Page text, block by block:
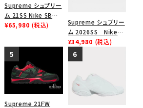
Supreme シュプリー
ム 21SS Nike SB
Dunk Low ナイキSB
¥65,980 (税込)
Supreme シュプリー
ム 2026SS Nike
SB Air Max 2 CB 94
Low SP ナイキ SB
エアマックス2 CB 94
¥34,980 (税込)
Supreme 21FW